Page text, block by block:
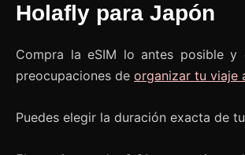
Holafly para Japón
Compra la eSIM lo antes posible y
preocupaciones de organizar tu viaje
Puedes elegir la duración exacta de